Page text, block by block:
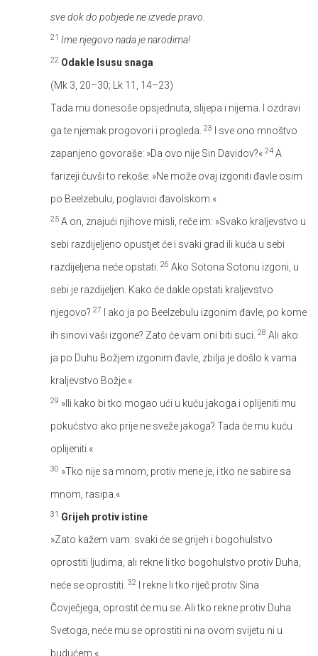
sve dok do pobjede ne izvede pravo.
21 Ime njegovo nada je narodima!
22 Odakle Isusu snaga
(Mk 3, 20–30; Lk 11, 14–23)
Tada mu donesoše opsjednuta, slijepa i nijema. I ozdravi
ga te njemak progovori i progleda. 23
I sve ono mnoštvo
zapanjeno govoraše: »Da ovo nije Sin Davidov?« 24 A
farizeji čuvši to rekoše: »Ne može ovaj izgoniti đavle osim
po Beelzebulu, poglavici đavolskom.«
25 A on, znajući njihove misli, reče im: »Svako kraljevstvo u
sebi razdijeljeno opustjet će i svaki grad ili kuća u sebi
razdijeljena neće opstati. 26 Ako Sotona Sotonu izgoni, u
sebi je razdijeljen. Kako će dakle opstati kraljevstvo
njegovo? 27
I ako ja po Beelzebulu izgonim đavle, po kome
ih sinovi vaši izgone? Zato će vam oni biti suci. 28 Ali ako
ja po Duhu Božjem izgonim đavle, zbilja je došlo k vama
kraljevstvo Božje.«
29 »Ili kako bi tko mogao ući u kuću jakoga i oplijeniti mu
pokućstvo ako prije ne sveže jakoga? Tada će mu kuću
oplijeniti.«
30 »Tko nije sa mnom, protiv mene je, i tko ne sabire sa
mnom, rasipa.«
31 Grijeh protiv istine
»Zato kažem vam: svaki će se grijeh i bogohulstvo
oprostiti ljudima, ali rekne li tko bogohulstvo protiv Duha,
neće se oprostiti. 32
I rekne li tko riječ protiv Sina
Čovječjega, oprostit će mu se. Ali tko rekne protiv Duha
Svetoga, neće mu se oprostiti ni na ovom svijetu ni u
budućem.«